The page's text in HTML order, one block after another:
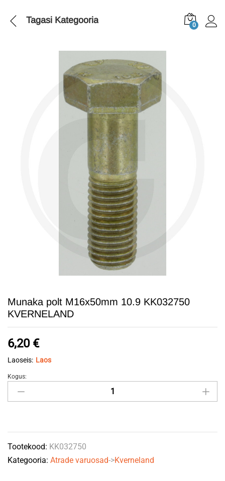
Tagasi Kategooria 0
Munaka polt M16x50mm 10.9 KK032750
KVERNELAND
6,20 €
Laoseis: Laos
Munaka
polt
KK032750
KVERNELAND
quantity
Kogus:
Tootekood: KK032750
Kategooria: Atrade varuosad->Kverneland